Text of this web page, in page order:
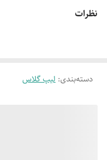
👄بدون ایجاد چسبندگی روی لب
🪡سفارش محصول 👇
نظرات
دسته‌بندی: لیپ گلاس